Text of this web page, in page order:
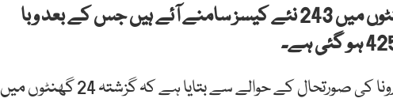
کراچی: سندھ میں کورونا سے گزشتہ 24 گھنٹوں میں 243 نئے کیسز سامنے آئے ہیں جس کے بعد وبا
وزیراعلیٰ سندھ مراد علی شانہ نے صوبے میں کورونا کی صورتحال کے حوالے سے بتایا ہے کہ گزشتہ 24 گھنٹوں میں